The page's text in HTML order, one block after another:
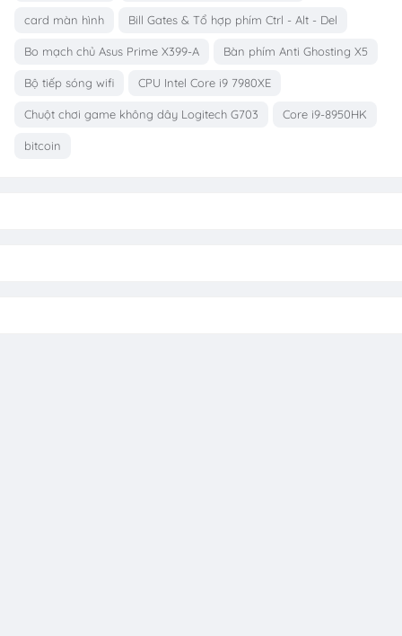
card màn hình Bill Gates & Tổ hợp phím Ctrl - Alt - Del
Bo mạch chủ Asus Prime X399-A Bàn phím Anti Ghosting X5
Bộ tiếp sóng wifi CPU Intel Core i9 7980XE
Chuột chơi game không dây Logitech G703 Core i9-8950HK
bitcoin